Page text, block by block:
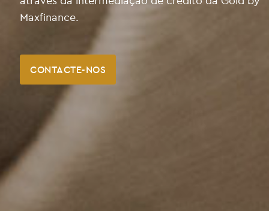
Maxfinance.
CONTACTE-NOS